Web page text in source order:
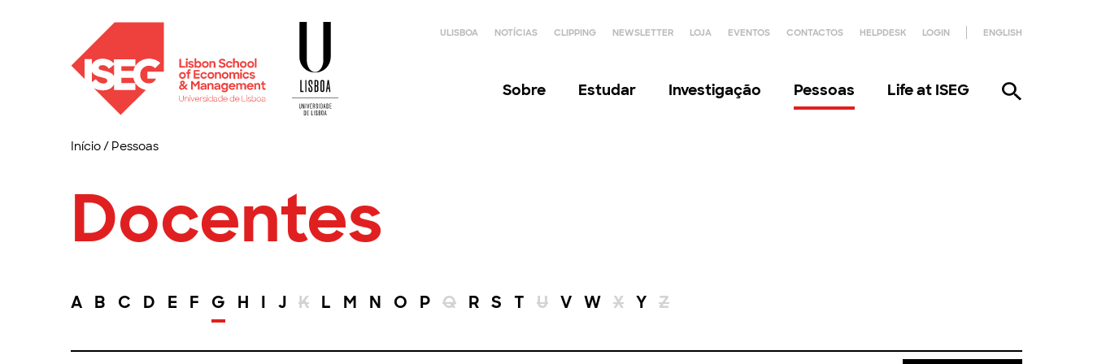
ULISBOA NOTÍCIAS CLIPPING NEWSLETTER LOJA EVENTOS CONTACTOS HELPDESK LOGIN ENGLISH
Sobre Estudar Investigação Pessoas Life at ISEG
Início/ Pessoas
Docentes
A B C D E F G H I J K L M N O P Q R S T U V W X Y Z